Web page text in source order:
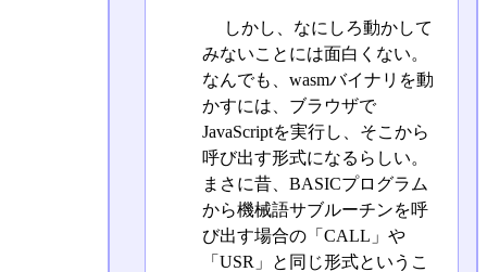
しかし、なにしろ動かして
みないことには面白くない。
なんでも、wasmバイナリを動
かすには、ブラウザで
JavaScriptを実行し、そこから
呼び出す形式になるらしい。
まさに昔、BASICプログラム
から機械語サブルーチンを呼
び出す場合の「CALL」や
「USR」と同じ形式というこ